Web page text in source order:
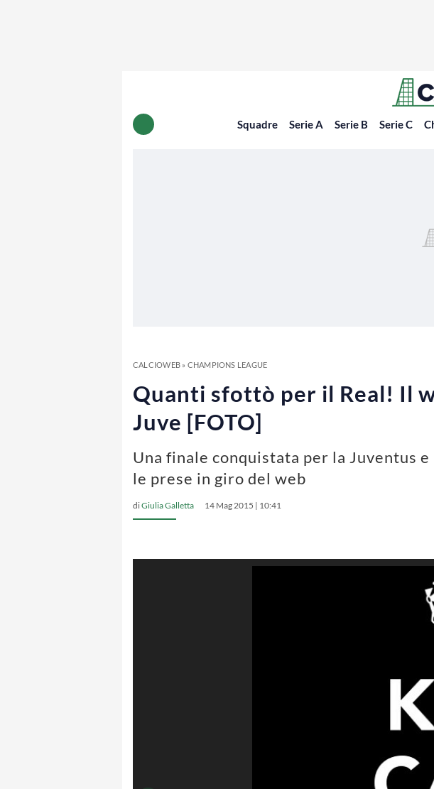
Squadre Serie A Serie B Serie C
CALCIOWEB» CHAMPIONS LEAGUE
Quanti sfottò per il Real! Il
Juve [FOTO]
Una finale conquistata per la Juventus
le prese in giro del web
diGiulia Galletta 14 Mag 2015 | 10:41